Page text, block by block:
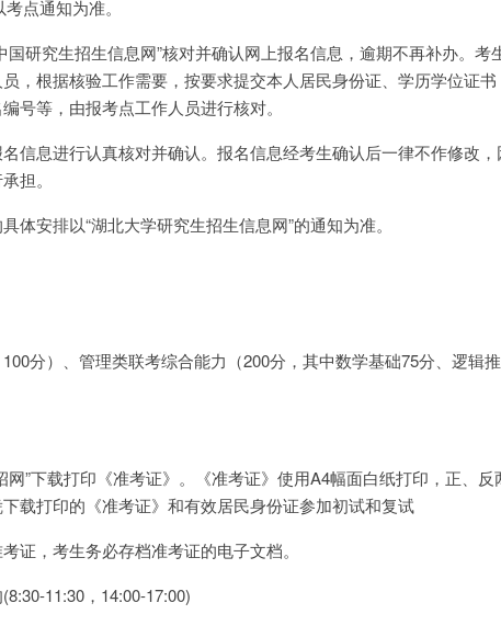
点通知为准。
国研究生招生信息网”核对并确认网上报名信息，逾期不再补办。考
，根据核验工作需要，按要求提交本人居民身份证、学历学位证
号等，由报考点工作人员进行核对。
信息进行认真核对并确认。报名信息经考生确认后一律不作修改
担。
体安排以“湖北大学研究生招生信息网”的通知为准。
分）、管理类联考综合能力（200分，其中数学基础75分、逻辑
网”下载打印《准考证》。《准考证》使用A4幅面白纸打印，正、反
载打印的《准考证》和有效居民身份证参加初试和复试
证，考生务必存档准考证的电子文档。
11:30，14:00-17:00)